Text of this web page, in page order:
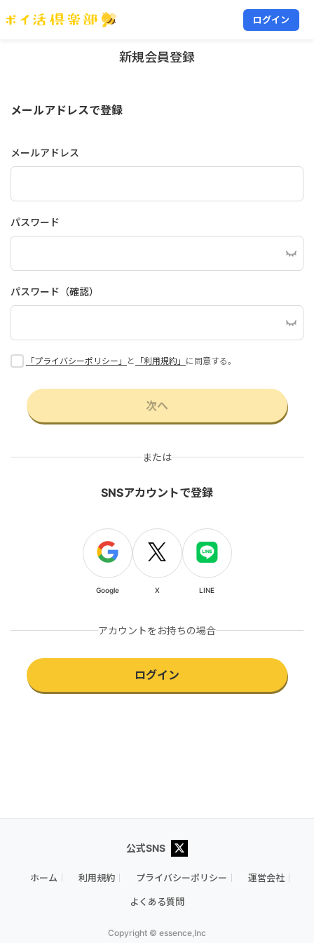
ログイン
新規会員登録
メールアドレスで登録
メールアドレス
パスワード
パスワード（確認）
「プライバシーポリシー」 と 「利用規約」 に同意する。
次へ
または
SNSアカウントで登録
Google X LINE
アカウントをお持ちの場合
ログイン
公式SNS
ホーム 利用規約 プライバシーポリシー 運営会社
よくある質問
Copyright © essence,Inc